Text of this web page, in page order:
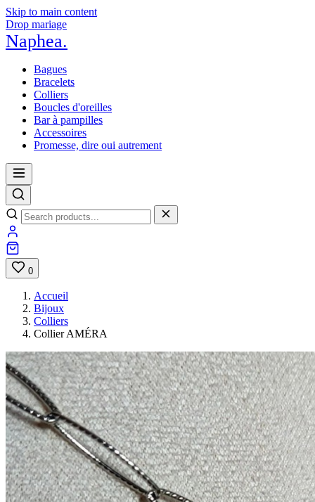
Skip to main content
Drop mariage
Naphea.
Bagues
Bracelets
Colliers
Boucles d'oreilles
Bar à pampilles
Accessoires
Promesse, dire oui autrement
0
Accueil
Bijoux
Colliers
Collier AMÉRA